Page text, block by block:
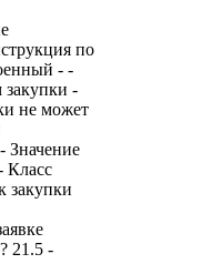
по
- -
закупки -
не может
Значение
Класс
закупки
21.5 -